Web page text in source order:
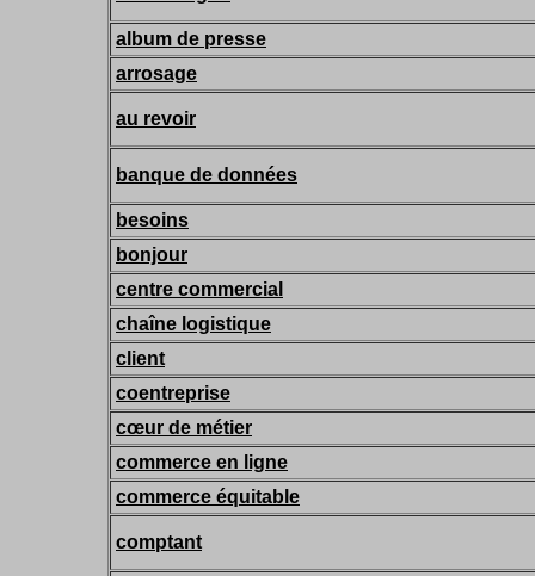
album de presse
arrosage
au revoir
banque de données
besoins
bonjour
centre commercial
chaîne logistique
client
coentreprise
cœur de métier
commerce en ligne
commerce équitable
comptant